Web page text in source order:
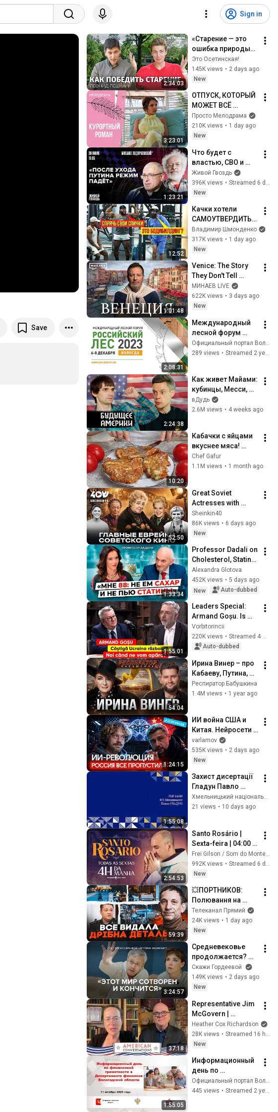
Sign in
Save
2:34:03
«Старение — это
ошибка природы».
Большой разговор
с ученым из
Гарварда
Это Осетинская!
145K views • 2 days ago
New
3:23:01
ОТПУСК, КОТОРЫЙ
МОЖЕТ ВСЁ
ИЗМЕНИТЬ!
Курортный роман.
Все серии
Просто Мелодрама
210K views • 1 day ago
New
1:23:21
Что будет с
властью, СВО и
Россией — прогноз
Ходорковского**.
Слоняры
Живой Гвоздь
396K views •
New
12:52
Качки хотели
САМОУТВЕРДИТЬС
Я, НО... | ANATOLY
Gym Prank
Владимир Шмонденко
317K views • 1 day ago
New
1:01:48
Venice: The Story
They Don't Tell
Tourists / History
Lessons / MINAEV
МИНАЕВ LIVE
622K views • 3 days ago
New
2:08:31
Международный
лесной форум
Российский лес
2023
289 views • Streamed 2 years ago
2:24:38
Как живет Майами:
кубинцы, Месси,
петухи, Vice City /
вДудь
вДудь
2.6M views • 4 weeks ago
10:20
Кабачки с яйцами
вкуснее мяса!
Мало кто знает
секрет! Бабушка
Chef Gafur
1.1M views • 1 month ago
52:50
Great Soviet
Actresses with
Jewish Roots:
Ranevskaya, Peltzer,
Bystritskaya. Faina
Sheinkin40
86K views • 6 days ago
New
1:33:34
Professor Dadali on
Cholesterol, Statins,
Heart Health,
Thyroid,
Osteoporosis,
an...
Alexandra Glotova
452K views • 5 days ago
New
Auto-dubbed
1:55:01
Leaders Special:
Armand Goșu. Is
Ukraine winning the
war? When will we
defend ourselves?
Vorbitorincii
220K views •
Streamed 4 weeks ago
Auto-dubbed
54:04
Ирина Винер – про
Кабаеву, Путина,
страх войны,
политику в спорте,
Респиратор Бабушкина
1.4M views • 1 year ago
1:24:15
ИИ война США и
Китая. Нейросети
на службе у
Пентагона |
Дороничев и
инновациях в ИИ
varlamov
535K views • 2 days ago
New
1:55:08
Захист дисертації
Гладун Павло
Андрійович
23.07.2026
Хмельницький національний університет ХНУ
21 views • 10 days ago
2:54:53
Santo Rosário |
Sexta-feira | 04:00 |
31/07/2026 | Live Ao
vivo
Frei Gilson / Som do Monte - OFICIAL
992K views •
New
59:39
💥ПОРТНИКОВ:
Полювання на
генералів - Київ і
Москва НЕ
ВРАХУВАЛИ
! Складний вибір
Телеканал Прямий
24K views • 1 day ago
New
3:24:57
Средневековье
продолжается?
Медиевист Олег
Воскобойников в
«Скажи
Скажи Гордеевой
149K views • 2 days ago
New
37:18
Representative Jim
McGovern |
American
Conversations
Heather Cox Richardson
28K views •
New
1:55:05
Информационный
день по
финансовой
грамотности в
Официальный портал Вологодской области
445 views • Streamed 2 years ago